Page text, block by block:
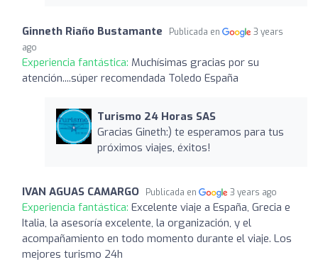
Ginneth Riaño Bustamante Publicada en
3 years
ago
Experiencia fantástica: Muchísimas gracias por su
atención....súper recomendada Toledo España
Turismo 24 Horas SAS
Gracias Gineth:) te esperamos para tus
próximos viajes, éxitos!
IVAN AGUAS CAMARGO Publicada en 3 years ago
Experiencia fantástica: Excelente viaje a España, Grecia e
Italia, la asesoría excelente, la organización, y el
acompañamiento en todo momento durante el viaje. Los
mejores turismo 24h